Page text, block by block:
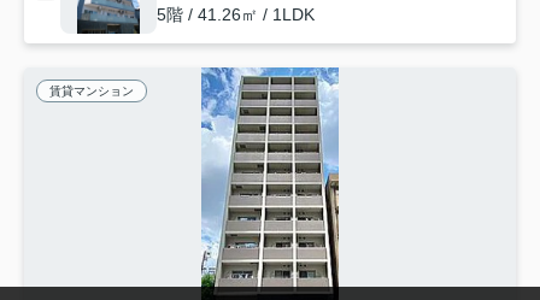
5階 / 41.26㎡ / 1LDK
賃貸マンション